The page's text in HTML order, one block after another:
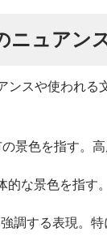
ニュアン
ンスや使われ
景色を指す。
な景色を指す
調する表現。